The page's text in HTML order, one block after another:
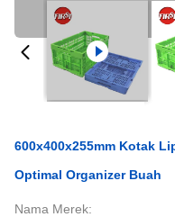
600x400x255mm Kotak
Optimal Organizer Buah
Nama Merek: